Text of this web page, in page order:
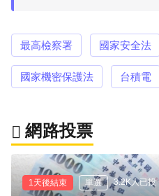
最高檢察署 國家安全法
國家機密保護法 台積電
網路投票
1天後結束 單選 3.2K人已投